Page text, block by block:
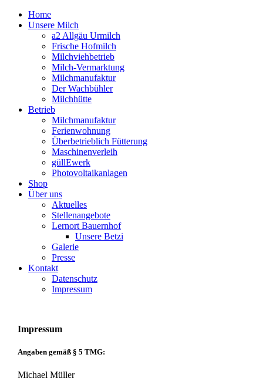
Home
Unsere Milch
a2 Allgäu Urmilch
Frische Hofmilch
Milchviehbetrieb
Milch-Vermarktung
Milchmanufaktur
Der Wachbühler
Milchhütte
Betrieb
Milchmanufaktur
Ferienwohnung
Überbetrieblich Fütterung
Maschinenverleih
güllEwerk
Photovoltaikanlagen
Shop
Über uns
Aktuelles
Stellenangebote
Lernort Bauernhof
Unsere Betzi
Galerie
Presse
Kontakt
Datenschutz
Impressum
Impressum
Angaben gemäß § 5 TMG:
Michael Müller